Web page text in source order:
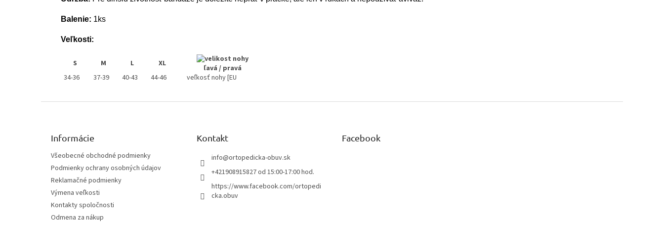
Balenie: 1ks
Veľkosti:
S M L XL
ľavá / pravá
34-36
37-39 40-43 44-46 veľkosť nohy [EU
Informácie
Všeobecné obchodné podmienky
Podmienky ochrany osobných údajov
Reklamačné podmienky
Výmena veľkosti
Kontakty spoločnosti
Odmena za nákup
Kontakt
info@ortopedicka-obuv.sk
+421908915827 od 15:00-17:00 hod.
https://www.facebook.com/ortopedi
cka.obuv
Facebook